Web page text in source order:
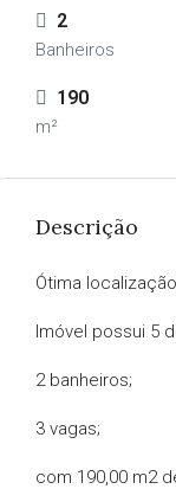
2
Banheiros
190
m²
Descrição
Ótima
Imóvel possui 5
2 banheiros;
3 vagas;
com 190,00 m2